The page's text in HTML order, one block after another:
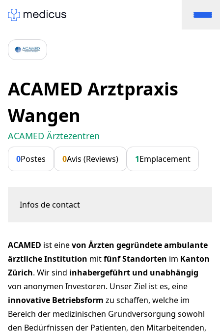
ACAMED Arztpraxis
Wangen
ACAMED Ärztezentren
0Postes 0Avis (Reviews) 1Emplacement
Infos de contact
Anja Blättler, Leiterin Personal
personal@acamed.ch
acamed.ch
ACAMED ist einevon Ärzten gegründete ambulante
ärztliche Institution mitfünf Standorten im Kanton
Zürich. Wir sind inhabergeführt und unabhängig
von anonymen Investoren. Unser Ziel ist es, eine
innovative Betriebsform zu schaffen, welche im
Bereich der medizinischen Grundversorgung sowohl
den Bedürfnissen der Patienten, den Mitarbeitenden,